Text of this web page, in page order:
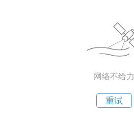
网络不给力
重试